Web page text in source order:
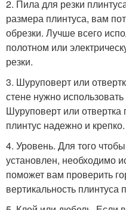
2. Пила для резки
размера плинтуса, вам
обрезки. Лучше всего
полотном или
резки.
3. Шуруповерт или
стене нужно
Шуруповерт или отвертка
плинтус надежно и крепко.
4. Уровень. Для того
установлен, необходимо
поможет вам проверить
вертикальность плинтуса